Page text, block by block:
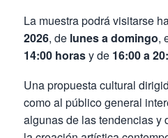
La muestra podrá visitarse
2026, de lunes a domingo,
14:00 horasy de 16:00 a
Una propuesta cultural
como al público general
algunas de las tendencias y